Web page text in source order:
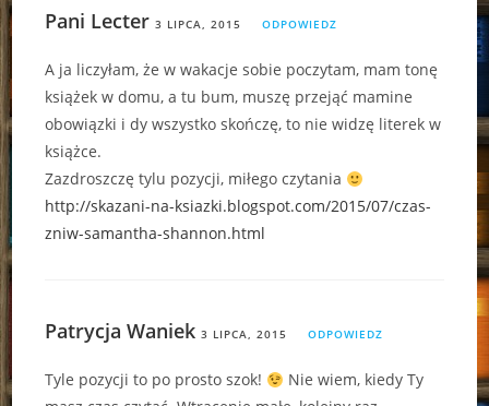
Pani Lecter 3 LIPCA, 2015 ODPOWIEDZ
A ja liczyłam, że w wakacje sobie poczytam, mam tonę
książek w domu, a tu bum, muszę przejąć mamine
obowiązki i dy wszystko skończę, to nie widzę literek w
książce.
Zazdroszczę tylu pozycji, miłego czytania
http://skazani-na-ksiazki.blogspot.com/2015/07/czas-
zniw-samantha-shannon.html
Patrycja Waniek 3 LIPCA, 2015 ODPOWIEDZ
Tyle pozycji to po prosto szok!
Nie wiem, kiedy Ty